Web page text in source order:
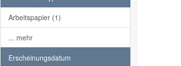
Arbeitspapier (1)
... mehr
Erscheinungsdatum